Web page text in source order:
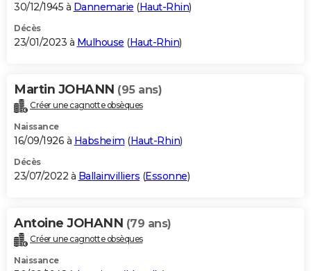
30/12/1945 à Dannemarie (Haut-Rhin)
Décès
23/01/2023 à Mulhouse (Haut-Rhin)
Martin JOHANN (95 ans)
Créer une cagnotte obsèques
Naissance
16/09/1926 à Habsheim (Haut-Rhin)
Décès
23/07/2022 à Ballainvilliers (Essonne)
Antoine JOHANN (79 ans)
Créer une cagnotte obsèques
Naissance